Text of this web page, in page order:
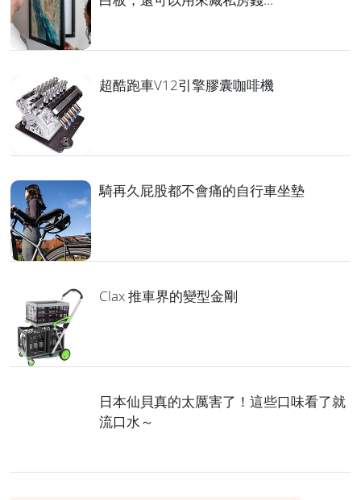
超酷跑車V12引擎膠囊咖啡機
騎再久屁股都不會痛的自行車坐墊
Clax 推車界的變型金剛
日本仙貝真的太厲害了！這些口味看了就
流口水～